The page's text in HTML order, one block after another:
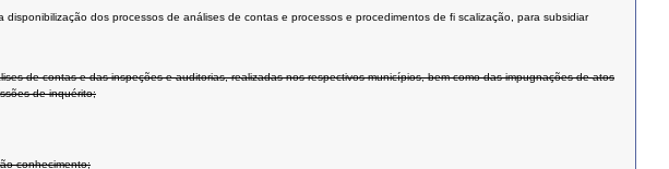
dos processos de análises de contas e processos e procedimentos de fi scalização, para subsidiar
de contas e das inspeções e auditorias, realizadas nos respectivos municípios, bem como das impugnações de atos
de inquérito;
conhecimento;